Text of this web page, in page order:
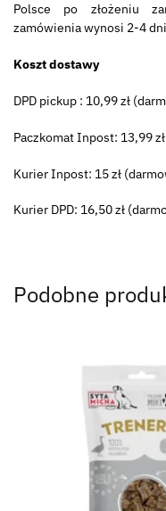
Polsce po złożeniu
zamówienia wynosi 2-4
Koszt dostawy
DPD pickup : 10,99 zł
Paczkomat Inpost: 13,99
Kurier Inpost: 15 zł
Kurier DPD: 16,50 zł
Podobne